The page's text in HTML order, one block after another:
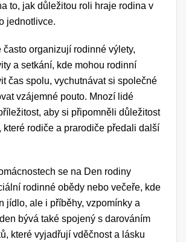
to, jak důležitou roli hraje rodina v
jednotlivce.
často organizují rodinné výlety,
a setkání, kde mohou rodinní
čas spolu, vychutnávat si společné
vzájemné pouto. Mnozí lidé
aby si připomněli důležitost
které rodiče a prarodiče předali další
se na Den rodiny
rodinné obědy nebo večeře, kde
jídlo, ale i příběhy, vzpomínky a
bývá také spojený s darováním
které vyjadřují vděčnost a lásku